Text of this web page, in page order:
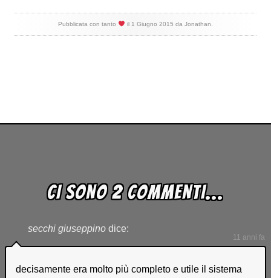
Pubblicata con tanto il 1 Giugno 2015 da Jonathan
CI SONO 2 COMMENTI...
secchi giuseppino dice:
11 anni fa
decisamente era molto più completo e utile il sistema